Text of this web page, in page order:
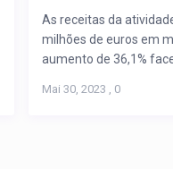
As receitas da
milhões de euros em
aumento de 36,1%
Mai 30, 2023 , 0